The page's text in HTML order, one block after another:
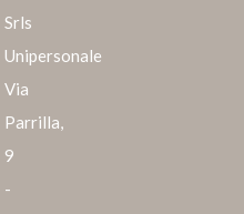
Srls
Unipersonale
Via
Parrilla,
9
-